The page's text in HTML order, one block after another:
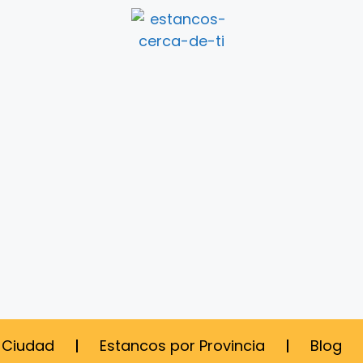
Estancos por Provincia Blog